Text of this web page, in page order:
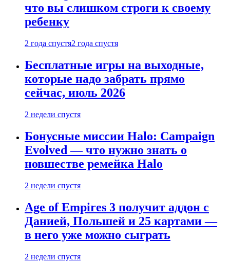
что вы слишком строги к своему
ребенку
2 года спустя2 года спустя
Бесплатные игры на выходные,
которые надо забрать прямо
сейчас, июль 2026
2 недели спустя
Бонусные миссии Halo: Campaign
Evolved — что нужно знать о
новшестве ремейка Halo
2 недели спустя
Age of Empires 3 получит аддон с
Данией, Польшей и 25 картами —
в него уже можно сыграть
2 недели спустя